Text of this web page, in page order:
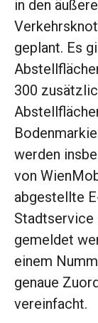
in den
geplant. Es
300
werden
von
abgestellte
Stadtservice
gemeldet
einem
genaue
vereinfacht.